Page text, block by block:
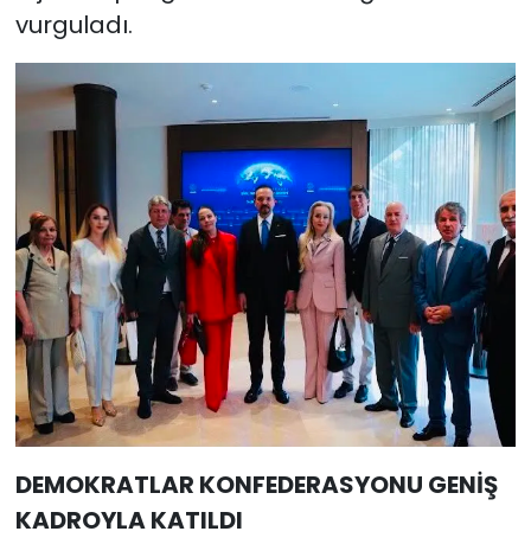
vurguladı.
DEMOKRATLAR KONFEDERASYONU GENİŞ
KADROYLA KATILDI